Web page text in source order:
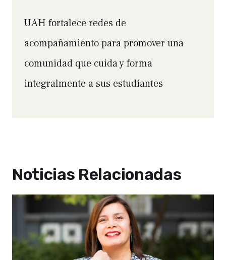
UAH fortalece redes de
acompañamiento para promover una
comunidad que cuida y forma
integralmente a sus estudiantes
Noticias Relacionadas